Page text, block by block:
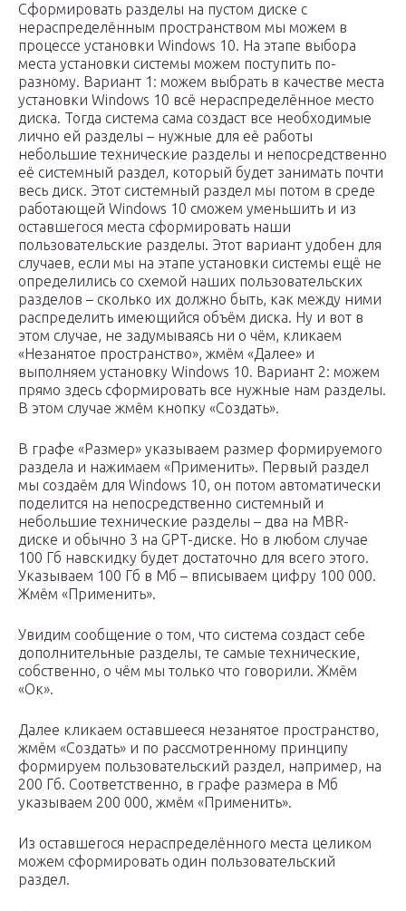
Сформировать разделы на пустом диске с
нераспределённым пространством мы можем в
процессе установки Windows 10. На этапе выбора
места установки системы можем поступить по-
разному. Вариант 1: можем выбрать в качестве места
установки Windows 10 всё нераспределённое место
диска. Тогда система сама создаст все необходимые
лично ей разделы – нужные для её работы
небольшие технические разделы и непосредственно
её системный раздел, который будет занимать почти
весь диск. Этот системный раздел мы потом в среде
работающей Windows 10 сможем уменьшить и из
оставшегося места сформировать наши
пользовательские разделы. Этот вариант удобен для
случаев, если мы на этапе установки системы ещё не
определились со схемой наших пользовательских
разделов – сколько их должно быть, как между ними
распределить имеющийся объём диска. Ну и вот в
этом случае, не задумываясь ни о чём, кликаем
«Незанятое пространство», жмём «Далее» и
выполняем установку Windows 10. Вариант 2: можем
прямо здесь сформировать все нужные нам разделы.
В этом случае жмём кнопку «Создать».
В графе «Размер» указываем размер формируемого
раздела и нажимаем «Применить». Первый раздел
мы создаём для Windows 10, он потом автоматически
поделится на непосредственно системный и
небольшие технические разделы – два на MBR-
диске и обычно 3 на GPT-диске. Но в любом случае
100 Гб навскидку будет достаточно для всего этого.
Указываем 100 Гб в Мб – вписываем цифру 100 000.
Жмём «Применить».
Увидим сообщение о том, что система создаст себе
дополнительные разделы, те самые технические,
собственно, о чём мы только что говорили. Жмём
«Ок».
Далее кликаем оставшееся незанятое пространство,
жмём «Создать» и по рассмотренному принципу
формируем пользовательский раздел, например, на
200 Гб. Соответственно, в графе размера в Мб
указываем 200 000, жмём «Применить».
Из оставшегося нераспределённого места целиком
можем сформировать один пользовательский
раздел.